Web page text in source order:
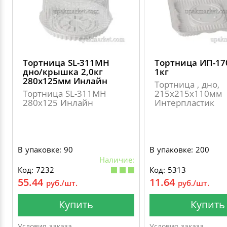
ПАКЕТЫ СЛАЙДЕРЫ И ЗИПЛОКИ ( ZIP
ПАКЕТЫ ПОЛИПРОПИЛЕНОВЫЕ
ПАКЕТЫ С ПЕТЛЕВЫМИ РУЧКАМИ
ПЛАСТИКОВЫЕ И БУМАЖНЫЕ ПАКЕТЫ
КУРЬЕРСКИЕ И ПОЧТОВЫЕ ПАКЕТЫ
ДЕКОРАТИВНЫЕ УКРАШЕНИЯ
УПАКОВКА ДЛЯ ТОРТОВ
УПАКОВКА ДЛЯ ЯИЦ
ВАТНО-БУМАЖНАЯ ПРОДУКЦИЯ
САЛФЕТКИ, ПОЛОТЕНЦА
САЛФЕТКИ ВЛАЖНЫЕ
ТУАЛЕТНАЯ БУМАГА
ИЗОЛЕНТЫ
КРЕППИРОВАННЫЕ ЛЕНТЫ
СКЛАДСКАЯ УПАКОВКА
СТИРАЛЬНЫЕ ПОРОШКИ
КОНДИЦИОНЕРЫ ДЛЯ БЕЛЬЯ
СРЕДСТВА ДЛЯ УБОРКИ И ЧИСТКИ
СРЕДСТВА ДЛЯ МЫТЬЯ ПОСУДЫ
СИНЕРГЕТИК
АВТОХИМИЯ
Тортница SL-311MH
дно/крышка 2,0кг
280х125мм Инлайн
Тортница SL-311MH
280х125 Инлайн
В упаковке: 90
Наличие:
Код: 7232
55.44 руб./шт.
Купить
Тортница ИП-
1кг
Тортница , дно,
215х215х110мм
Интерпластик
В упаковке: 200
Код: 5313
11.64 руб./шт.
Купить